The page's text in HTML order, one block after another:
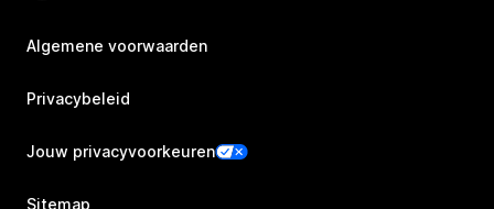
Algemene voorwaarden
Privacybeleid
Jouw privacyvoorkeuren
Sitemap